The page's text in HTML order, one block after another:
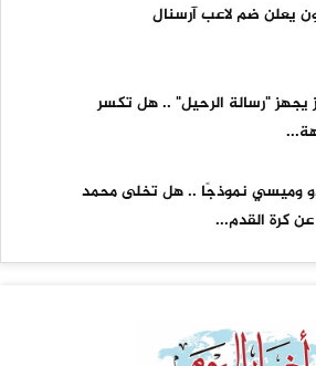
يعلن ضم لاعب آرسنال
يجهز "رسالة الرحيل" .. هل تكسر
وميسي نموذجًا .. هل تخلى محمد
كرة القدم...